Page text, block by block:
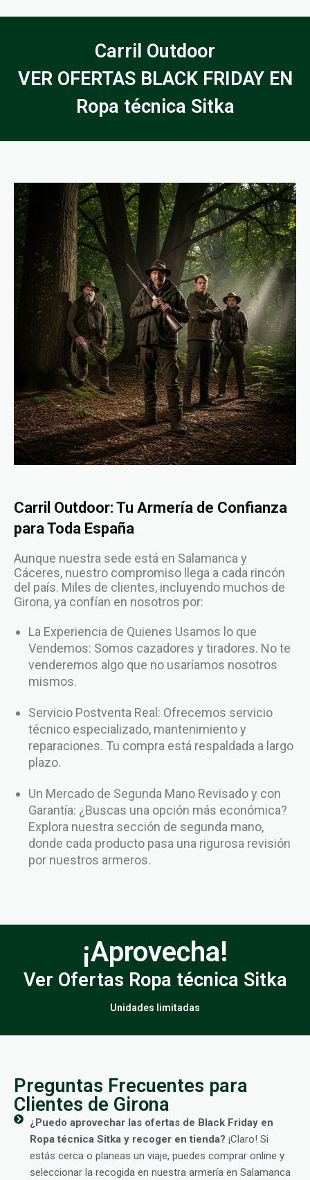
Carril Outdoor
VER OFERTAS BLACK FRIDAY EN
Ropa técnica Sitka
Carril Outdoor: Tu Armería de Confianza
para Toda España
Aunque nuestra sede está en Salamanca y
Cáceres, nuestro compromiso llega a cada rincón
del país. Miles de clientes, incluyendo muchos de
Girona, ya confían en nosotros por:
La Experiencia de Quienes Usamos lo que
Vendemos: Somos cazadores y tiradores. No te
venderemos algo que no usaríamos nosotros
mismos.
Servicio Postventa Real: Ofrecemos servicio
técnico especializado, mantenimiento y
reparaciones. Tu compra está respaldada a largo
plazo.
Un Mercado de Segunda Mano Revisado y con
Garantía: ¿Buscas una opción más económica?
Explora nuestra sección de segunda mano,
donde cada producto pasa una rigurosa revisión
por nuestros armeros.
¡Aprovecha!
Ver Ofertas Ropa técnica Sitka
Unidades limitadas
Preguntas Frecuentes para
Clientes de Girona
¿Puedo aprovechar las ofertas de Black Friday en
Ropa técnica Sitka y recoger en tienda? ¡Claro! Si
estás cerca o planeas un viaje, puedes comprar online y
seleccionar la recogida en nuestra armería en Salamanca